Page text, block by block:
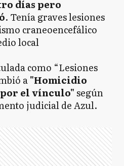
días pero
. Tenía graves lesiones
craneoencefálico
local
como “Lesiones
a"Homicidio
el vínculo"según
judicial de Azul.